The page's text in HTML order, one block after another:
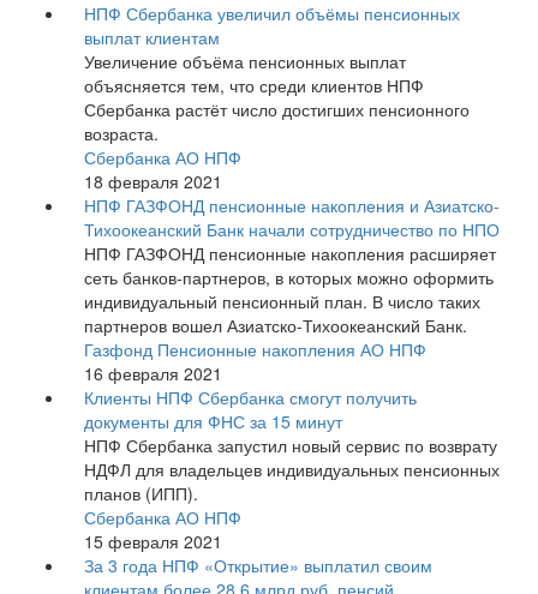
НПФ Сбербанка увеличил объёмы пенсионных
выплат клиентам
Увеличение объёма пенсионных выплат
объясняется тем, что среди клиентов НПФ
Сбербанка растёт число достигших пенсионного
возраста.
Сбербанка АО НПФ
18 февраля 2021
НПФ ГАЗФОНД пенсионные накопления и Азиатско-
Тихоокеанский Банк начали сотрудничество по НПО
НПФ ГАЗФОНД пенсионные накопления расширяет
сеть банков-партнеров, в которых можно оформить
индивидуальный пенсионный план. В число таких
партнеров вошел Азиатско-Тихоокеанский Банк.
Газфонд Пенсионные накопления АО НПФ
16 февраля 2021
Клиенты НПФ Сбербанка смогут получить
документы для ФНС за 15 минут
НПФ Сбербанка запустил новый сервис по возврату
НДФЛ для владельцев индивидуальных пенсионных
планов (ИПП).
Сбербанка АО НПФ
15 февраля 2021
За 3 года НПФ «Открытие» выплатил своим
клиентам более 28,6 млрд руб. пенсий